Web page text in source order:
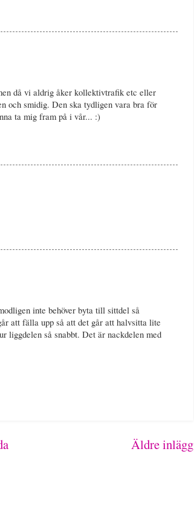
då vi aldrig åker kollektivtrafik etc eller
och smidig. Den ska tydligen vara bra för
ta mig fram på i vår... :)
inte behöver byta till sittdel så
att fälla upp så att det går att halvsitta lite
liggdelen så snabbt. Det är nackdelen med
Äldre inlägg